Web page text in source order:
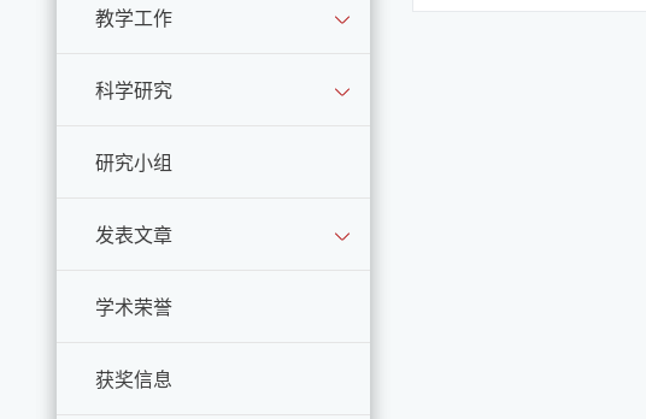
教学工作
科学研究
研究小组
发表文章
学术荣誉
获奖信息